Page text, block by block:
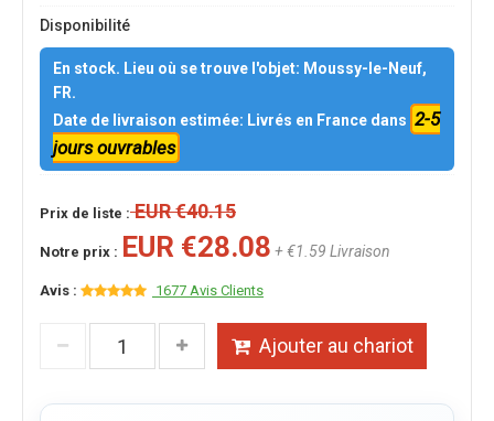
Disponibilité
En stock. Lieu où se trouve l'objet: Moussy-le-Neuf,
FR.
Date de livraison estimée: Livrés en France dans 2-5
jours ouvrables
Prix de liste :EUR €40.15
Notre prix : EUR €28.08 + €1.59 Livraison
Avis : 1677 Avis Clients
Ajouter au chariot